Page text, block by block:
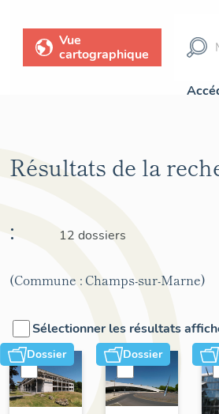
Vue
cartographique
Résultats de la
:
12 dossiers
(Commune : Champs-sur-Marne)
Sélectionner les résultats
Dossier Dossier